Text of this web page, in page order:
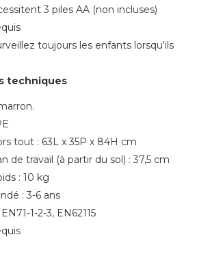
3 piles AA (non incluses)
toujours les enfants lorsqu'ils
techniques
tout : 63L x 35P x 84H cm
de travail (à partir du sol) : 37,5 cm
: 10 kg
: 3-6 ans
1-2-3, EN62115